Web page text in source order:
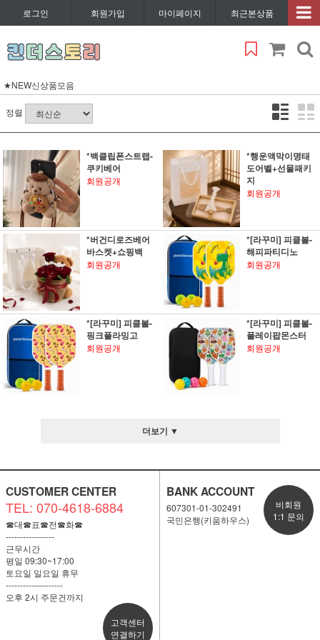
로그인 회원가입 마이페이지 최근본상품
★NEW신상품모음
정렬
*백클립폰스트랩-
쿠키베어
회원공개
*행운액막이명태
도어벨+선물패키
지
회원공개
*버건디로즈베어
바스켓+쇼핑백
회원공개
*[라꾸미] 피클볼-
해피파티디노
회원공개
*[라꾸미] 피클볼-
핑크플라밍고
회원공개
*[라꾸미] 피클볼-
플레이팝몬스터
회원공개
더보기 ▼
CUSTOMER CENTER
TEL: 070-4618-6884
☎대☎표☎전☎화☎
-----------------
근무시간
평일 09:30~17:00
토요일 일요일 휴무
--------------------
오후 2시 주문건까지
고객센터
연결하기
BANK ACCOUNT
607301-01-302491
국민은행(키움하우스)
비회원
1:1 문의